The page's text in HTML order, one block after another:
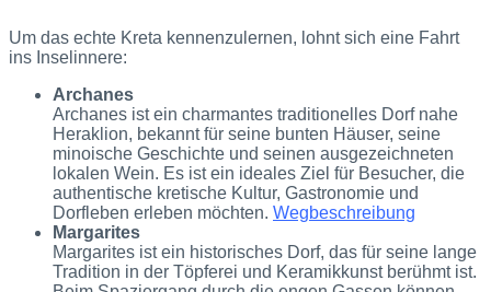
Um das echte Kreta kennenzulernen, lohnt sich eine Fahrt
ins Inselinnere:
Archanes
Archanes ist ein charmantes traditionelles Dorf nahe
Heraklion, bekannt für seine bunten Häuser, seine
minoische Geschichte und seinen ausgezeichneten
lokalen Wein. Es ist ein ideales Ziel für Besucher, die
authentische kretische Kultur, Gastronomie und
Dorfleben erleben möchten. Wegbeschreibung
Margarites
Margarites ist ein historisches Dorf, das für seine lange
Tradition in der Töpferei und Keramikkunst berühmt ist.